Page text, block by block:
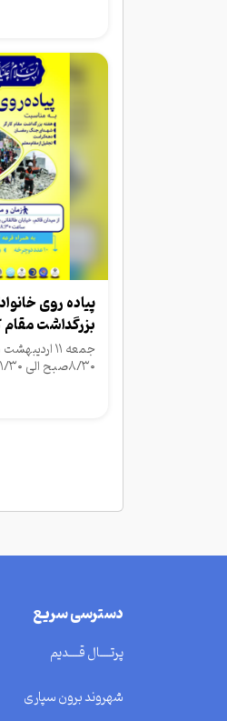
پیاده روی
بزرگداشت
رمضان،...
۸/۳۰صبح الی ۱۱/۳۰
دسترسی سریع
پرتــــال قــــدیم
شهروند برون سپاری